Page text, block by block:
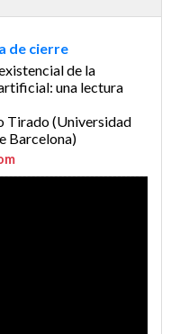
de cierre
de la
una lectura
Tirado (Universidad
Barcelona)